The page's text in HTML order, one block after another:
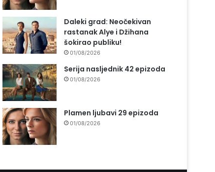
Daleki grad: Neočekivan
rastanak Alye i Džihana
šokirao publiku!
01/08/2026
Serija nasljednik 42 epizoda
01/08/2026
Plamen ljubavi 29 epizoda
01/08/2026